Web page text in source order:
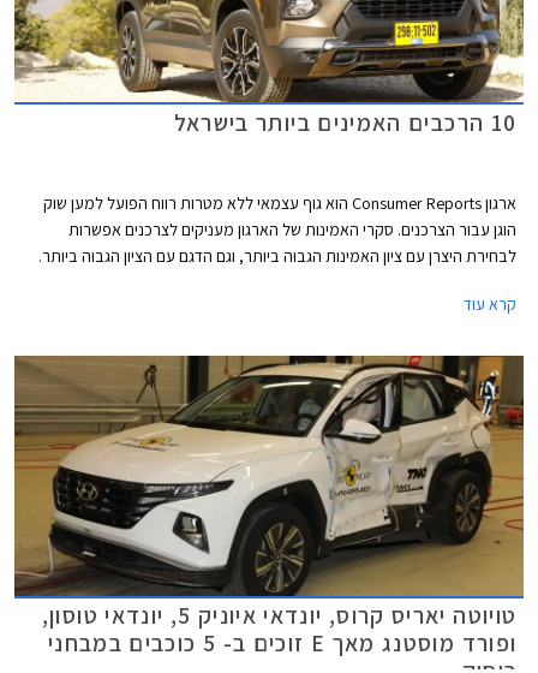
10 הרכבים האמינים ביותר בישראל
ארגון Consumer Reports הוא גוף עצמאי ללא מטרות רווח הפועל למען שוק
הוגן עבור הצרכנים. סקרי האמינות של הארגון מעניקים לצרכנים אפשרות
לבחירת היצרן עם ציון האמינות הגבוה ביותר, וגם הדגם עם הציון הגבוה ביותר.
עבורכם את הדגמים שקיבלו את הציון הגבוה ביותר ונמכרים גם בישראל.
קרא עוד
טויוטה יאריס קרוס, יונדאי איוניק 5, יונדאי טוסון,
ופורד מוסטנג מאך E זוכים ב- 5 כוכבים במבחני